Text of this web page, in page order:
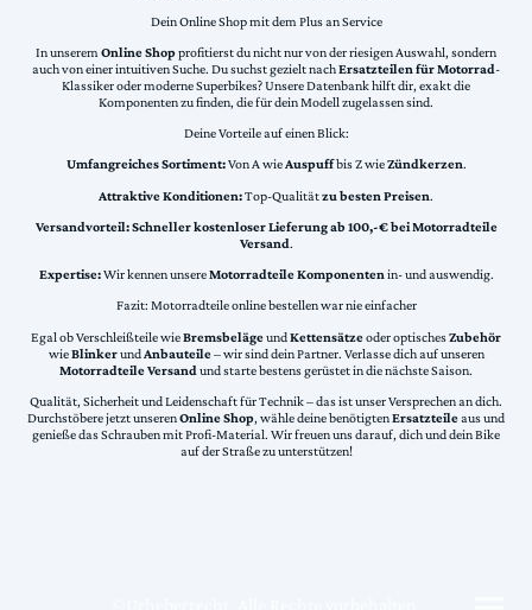
Dein Online Shop mit dem Plus an Service
In unserem Online Shopprofitierst du nicht nur von der riesigen Auswahl, sondern
auch von einer intuitiven Suche. Du suchst gezielt nachErsatzteilen für Motorrad-
Klassiker oder moderne Superbikes? Unsere Datenbank hilft dir, exakt die
Komponenten zu finden, die für dein Modell zugelassen sind.
Deine Vorteile auf einen Blick:
Umfangreiches Sortiment:Von A wieAuspuffbis Z wieZündkerzen.
Attraktive Konditionen:Top-Qualitätzu besten Preisen.
Versandvorteil:Schneller kostenloser Lieferung ab 100,-€ bei Motorradteile
Versand.
Expertise:Wir kennen unsereMotorradteile Komponentenin- und auswendig.
Fazit: Motorradteile online bestellen war nie einfacher
Egal ob Verschleißteile wieBremsbelägeundKettensätzeoder optischesZubehör
wieBlinkerundAnbauteile– wir sind dein Partner. Verlasse dich auf unseren
Motorradteile Versand und starte bestens gerüstet in die nächste Saison.
Qualität, Sicherheit und Leidenschaft für Technik – das ist unser Versprechen an dich.
Durchstöbere jetzt unserenOnline Shop, wähle deine benötigtenErsatzteileaus und
genieße das Schrauben mit Profi-Material. Wir freuen uns darauf, dich und dein Bike
auf der Straße zu unterstützen!